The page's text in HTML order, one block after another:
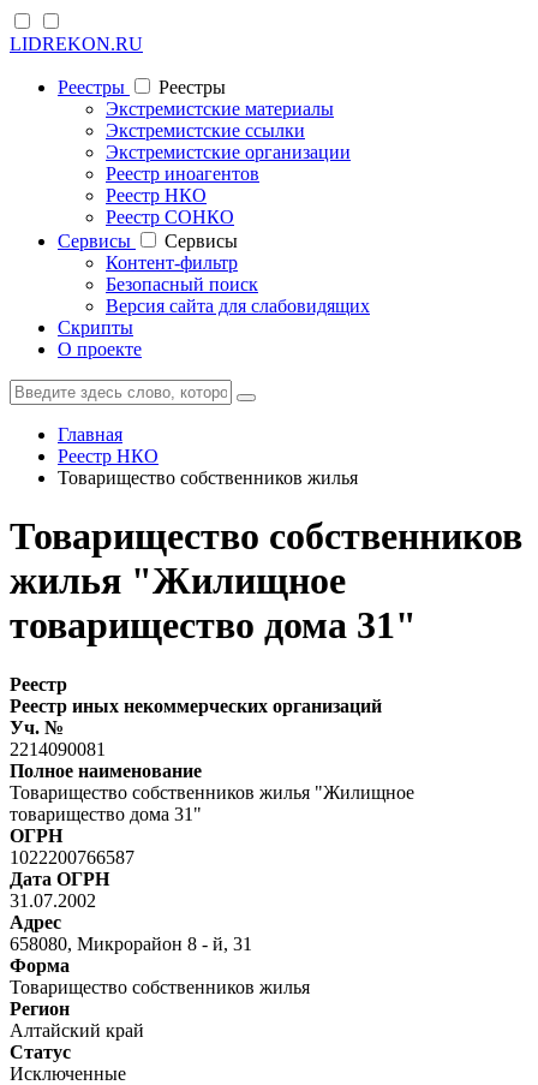
LIDREKON.RU
Реестры
Реестры
Экстремистские материалы
Экстремистские ссылки
Экстремистские организации
Реестр иноагентов
Реестр НКО
Реестр СОНКО
Cервисы
Cервисы
Контент-фильтр
Безопасный поиск
Версия сайта для слабовидящих
Скрипты
О проекте
Главная
Реестр НКО
Товарищество собственников жилья
Товарищество собственников
жилья "Жилищное
товарищество дома 31"
Реестр
Реестр иных некоммерческих организаций
Уч. №
2214090081
Полное наименование
Товарищество собственников жилья "Жилищное
товарищество дома 31"
ОГРН
1022200766587
Дата ОГРН
31.07.2002
Адрес
658080, Микрорайон 8 - й, 31
Форма
Товарищество собственников жилья
Регион
Алтайский край
Статус
Исключенные